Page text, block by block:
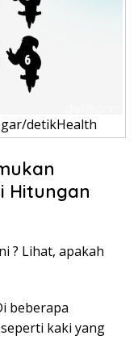
detikHealth
Hitungan
? Lihat, apakah
beberapa
kaki yang